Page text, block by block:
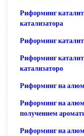
Риформинг
катализатора
Риформинг
Риформинг
катализаторо
Риформинг на
Риформинг на
получением
Риформинг на